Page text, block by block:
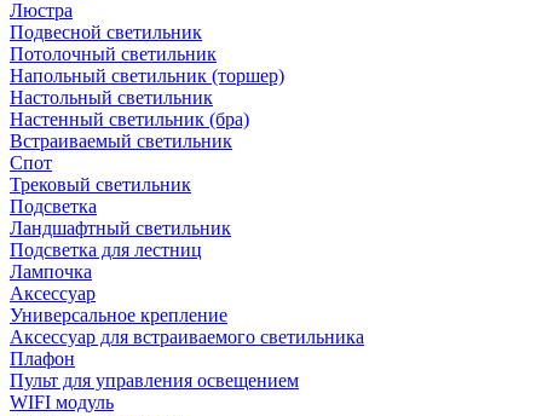
Люстра
Подвесной светильник
Потолочный светильник
Напольный светильник (торшер)
Настольный светильник
Настенный светильник (бра)
Встраиваемый светильник
Спот
Трековый светильник
Подсветка
Ландшафтный светильник
Подсветка для лестниц
Лампочка
Аксессуар
Универсальное крепление
Аксессуар для встраиваемого светильника
Плафон
Пульт для управления освещением
WIFI модуль